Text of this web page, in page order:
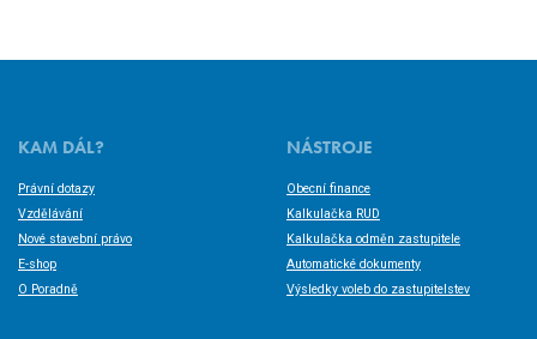
KAM DÁL?
Právní dotazy
Vzdělávání
Nové stavební právo
E-shop
O Poradně
NÁSTROJE
Obecní finance
Kalkulačka RUD
Kalkulačka odměn zastupitele
Automatické dokumenty
Výsledky voleb do zastupitelstev